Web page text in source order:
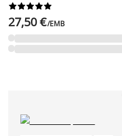






27,50 €/EMB